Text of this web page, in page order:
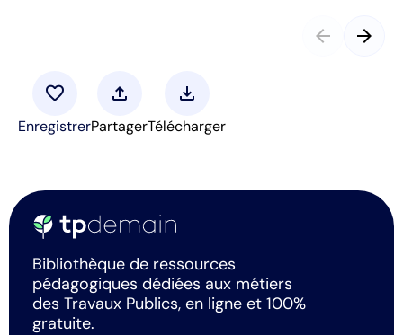
arrow_back arrow_forward
favorite
Enregistrer
upload
Partager
download
Télécharger
Bibliothèque de ressources
pédagogiques dédiées aux métiers
des Travaux Publics, en ligne et 100%
gratuite.